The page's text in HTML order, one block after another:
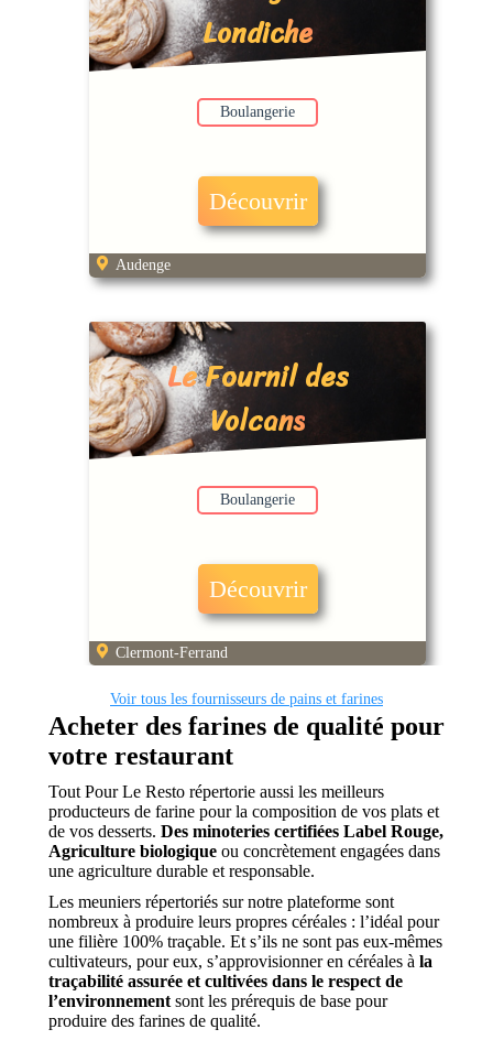
Londiche
Boulangerie
Découvrir
Audenge
Le Fournil des
Volcans
Boulangerie
Découvrir
Clermont-Ferrand
Voir tous les fournisseurs de pains et farines
Acheter des farines de qualité pour
votre restaurant
Tout Pour Le Resto répertorie aussi les meilleurs
producteurs de farine pour la composition de vos plats et
de vos desserts. Des minoteries certifiées Label Rouge,
Agriculture biologique ou concrètement engagées dans
une agriculture durable et responsable.
Les meuniers répertoriés sur notre plateforme sont
nombreux à produire leurs propres céréales : l’idéal pour
une filière 100% traçable. Et s’ils ne sont pas eux-mêmes
cultivateurs, pour eux, s’approvisionner en céréales à la
traçabilité assurée et cultivées dans le respect de
l’environnement sont les prérequis de base pour
produire des farines de qualité.